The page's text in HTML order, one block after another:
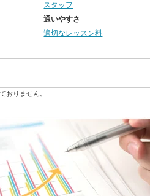
スタッフ
通いやすさ
適切なレッスン料
おりません。